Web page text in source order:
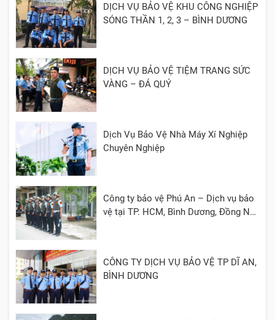
DỊCH VỤ BẢO VỆ KHU CÔNG NGHIỆP
SÓNG THẦN 1, 2, 3 – BÌNH DƯƠNG
DỊCH VỤ BẢO VỆ TIỆM TRANG SỨC
VÀNG – ĐÁ QUÝ
Dịch Vụ Bảo Vệ Nhà Máy Xí Nghiệp
Chuyên Nghiệp
Công ty bảo vệ Phú An – Dịch vụ bảo
vệ tại TP. HCM, Bình Dương, Đồng Nai,
CÔNG TY DỊCH VỤ BẢO VỆ TP DĨ AN,
BÌNH DƯƠNG